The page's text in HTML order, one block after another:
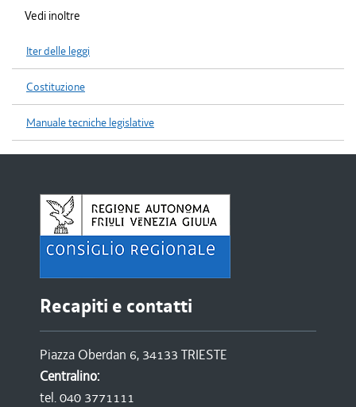
Vedi inoltre
Iter delle leggi
Costituzione
Manuale tecniche legislative
Recapiti e contatti
Piazza Oberdan 6, 34133 TRIESTE
Centralino:
tel. 040 3771111